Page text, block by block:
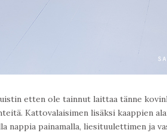
etten ole tainnut laittaa tänne
Kattovalaisimen lisäksi kaappien
nappia painamalla, liesituulettimen ja